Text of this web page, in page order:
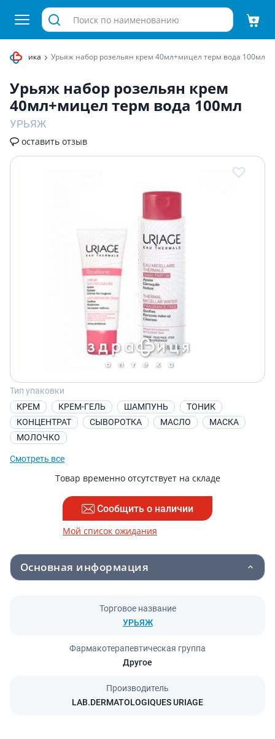
Урьяж набор розельян крем 40мл+мицел терм вода 100мл
Урьяж набор розельян крем
40мл+мицел терм вода 100мл
УРЬЯЖ
оставить отзыв
Тип упаковки
КРЕМ
КРЕМ-ГЕЛЬ ШАМПУНЬ
ТОНИК
КОНЦЕНТРАТ
СЫВОРОТКА МАСЛО
МАСКА
МОЛОЧКО
Смотреть все
Товар временно отсутствует на складе
Сообщить о наличии
Мой список ожидания
Основная информация
Торговое название
УРЬЯЖ
Фармакотерапевтическая группа
Другое
Производитель
LAB.DERMATOLOGIQUES URIAGE